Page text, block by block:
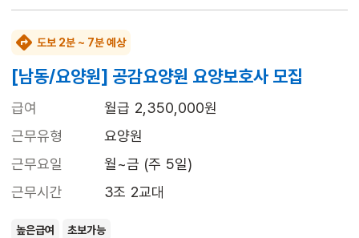
도보 2분 ~ 7분 예상
[남동/요양원] 공감요양원 요양보호사 모집
급여
월급 2,350,000원
근무유형
요양원
근무요일
월~금 (주 5일)
근무시간
3조 2교대
높은급여 초보가능